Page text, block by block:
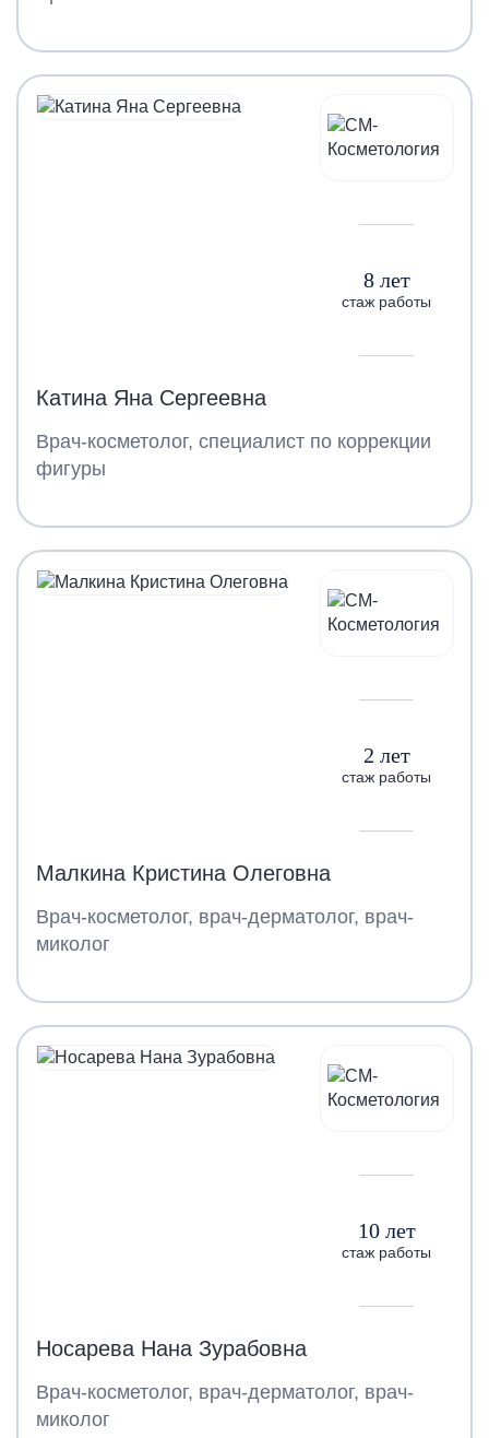
8 лет
стаж работы
Катина Яна Сергеевна
Врач-косметолог, специалист по коррекции
фигуры
2 лет
стаж работы
Малкина Кристина Олеговна
Врач-косметолог, врач-дерматолог, врач-
миколог
10 лет
стаж работы
Носарева Нана Зурабовна
Врач-косметолог, врач-дерматолог, врач-
миколог